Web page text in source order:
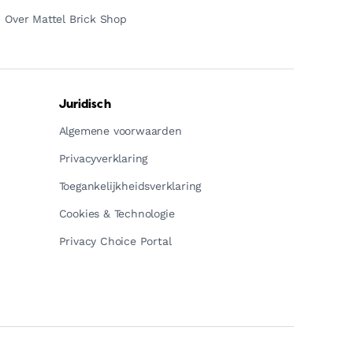
Over Mattel Brick Shop
Juridisch
Algemene voorwaarden
Privacyverklaring
Toegankelijkheidsverklaring
Cookies & Technologie
Privacy Choice Portal